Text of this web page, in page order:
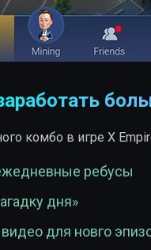
комбо в игре X
ребусы
дня»
для новго